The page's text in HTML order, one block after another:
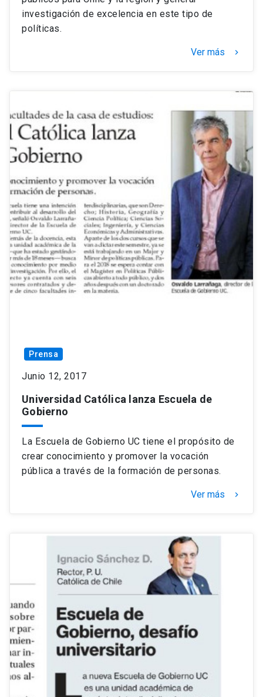
investigación de excelencia en este tipo de
políticas.
Ver más keyboard_arrow_right
Prensa
Junio 12, 2017
Universidad Católica lanza Escuela de
Gobierno
La Escuela de Gobierno UC tiene el propósito de
crear conocimiento y promover la vocación
pública a través de la formación de personas.
Ver más keyboard_arrow_right